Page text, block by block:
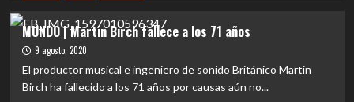
MUNDO
|
Eddie
Van
Halen
MUNDO | Martin Birch fallece a los 71 años
9 agosto, 2020
El productor musical e ingeniero de sonido Británico Martin
Birch ha fallecido a los 71 años por causas aún no...